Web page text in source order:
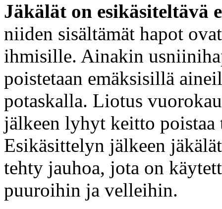
Jäkälät on esikäsiteltävä
niiden sisältämät hapot
ihmisille. Ainakin
poistetaan emäksisillä
potaskalla. Liotus
jälkeen lyhyt keitto poistaa
Esikäsittelyn jälkeen
tehty jauhoa, jota on
puuroihin ja velleihin.